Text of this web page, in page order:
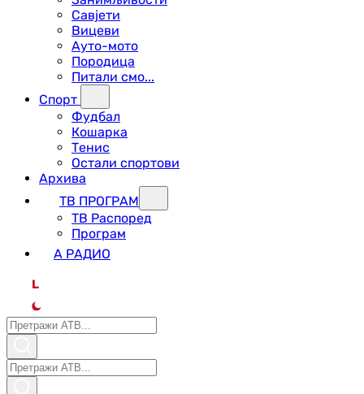
Савјети
Вицеви
Ауто-мото
Породица
Питали смо...
Спорт
Фудбал
Кошарка
Тенис
Остали спортови
Архива
ТВ ПРОГРАМ
ТВ Распоред
Програм
А РАДИО
L